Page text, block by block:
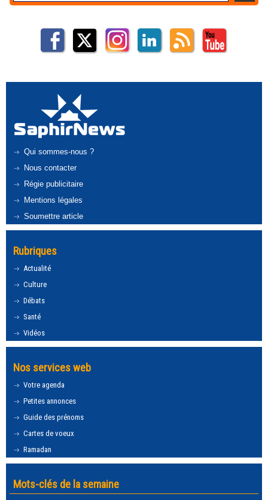
Qui sommes-nous ?
Nous contacter
Régie publicitaire
Mentions légales
Soumettre article
Rubriques
Actualité
Culture
Débats
Santé
Vidéos
Nos services web
Votre agenda
Petites annonces
Guide des prénoms
Cartes de voeux
Ramadan
Mots-clés de la semaine